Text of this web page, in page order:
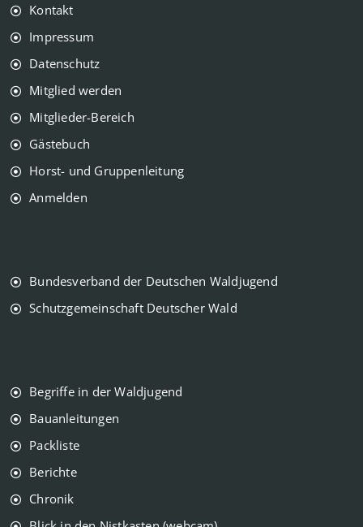
Kontakt
Impressum
Datenschutz
Mitglied werden
Mitglieder-Bereich
Gästebuch
Horst- und Gruppenleitung
Anmelden
Bundesverband der Deutschen Waldjugend
Schutzgemeinschaft Deutscher Wald
Begriffe in der Waldjugend
Bauanleitungen
Packliste
Berichte
Chronik